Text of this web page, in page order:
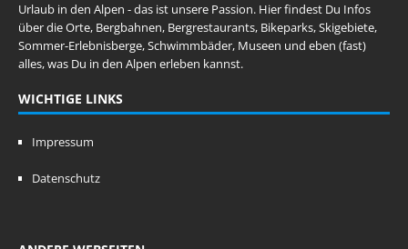
Urlaub in den Alpen - das ist unsere Passion. Hier findest Du Infos
über die Orte, Bergbahnen, Bergrestaurants, Bikeparks, Skigebiete,
Sommer-Erlebnisberge, Schwimmbäder, Museen und eben (fast)
alles, was Du in den Alpen erleben kannst.
WICHTIGE LINKS
Impressum
Datenschutz